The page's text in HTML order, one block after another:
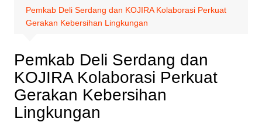
Pemkab Deli Serdang dan KOJIRA Kolaborasi Perkuat
Gerakan Kebersihan Lingkungan
Pemkab Deli Serdang dan
KOJIRA Kolaborasi Perkuat
Gerakan Kebersihan
Lingkungan